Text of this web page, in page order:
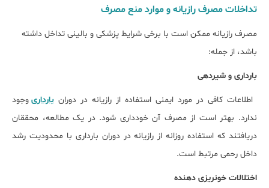
تداخلات مصرف رازیانه و موارد منع مصرف
مصرف رازیانه ممکن است با برخی شرایط پزشکی و بالینی تداخل داشته
باشد، از جمله:
بارداری و شیردهی
اطلاعات کافی در مورد ایمنی استفاده از رازیانه در دوران بارداری وجود
ندارد. بهتر است از مصرف آن خودداری شود. در یک مطالعه، محققان
دریافتند که استفاده روزانه از رازیانه در دوران بارداری با محدودیت رشد
داخل رحمی مرتبط است.
اختلالات خونریزی دهنده